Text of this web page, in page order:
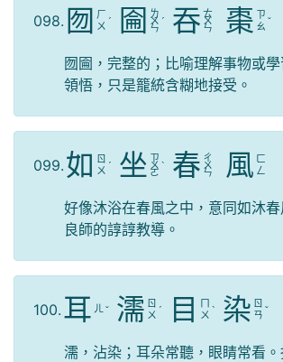
098. 囫
ㄏ
ㄨ ˊ 圇 ㄌ
ㄨ
ㄣ
ˊ 吞 ㄊ
ㄨ
ㄣ 棗 ㄗ
ㄠ ˇ
囫圇，完整的；比喻理解事物或
領悟，只是籠統含糊地接受。
099. 如 ㄖ
ㄨ ˊ 坐 ㄗ
ㄨ
ㄛ
ˋ 春 ㄔ
ㄨ
ㄣ 風 ㄈ
ㄥ
好像沐浴在春風之中，意同如沐春
良師的諄諄教導。
100. 耳 ㄦ ˇ 濡 ㄖ
ㄨ ˊ 目
ㄇ
ㄨ ˋ 染 ㄖ
ㄢ ˇ
濡，沾染；耳朵常聽，眼睛常看。